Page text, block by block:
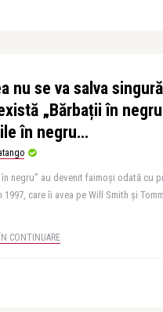
nu se va salva
„Bărbații în
în negru…
în negru” au devenit faimoși odată cu
1997, care îi avea pe Will Smith și
CONTINUARE